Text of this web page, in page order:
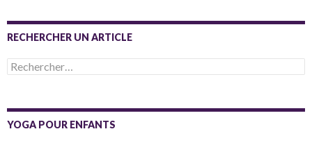
RECHERCHER UN ARTICLE
Rechercher :
YOGA POUR ENFANTS